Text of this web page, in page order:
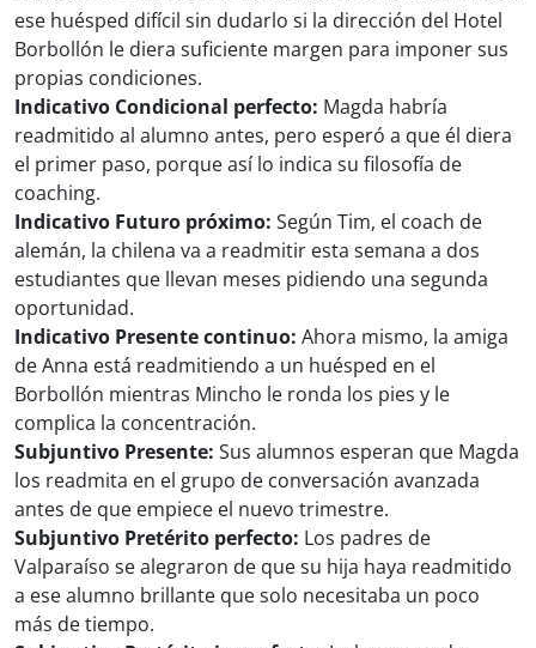
ese huésped difícil sin dudarlo si la dirección del Hotel
Borbollón le diera suficiente margen para imponer sus
propias condiciones.
Indicativo Condicional perfecto: Magda habría
readmitido al alumno antes, pero esperó a que él diera
el primer paso, porque así lo indica su filosofía de
coaching.
Indicativo Futuro próximo: Según Tim, el coach de
alemán, la chilena va a readmitir esta semana a dos
estudiantes que llevan meses pidiendo una segunda
oportunidad.
Indicativo Presente continuo: Ahora mismo, la amiga
de Anna está readmitiendo a un huésped en el
Borbollón mientras Mincho le ronda los pies y le
complica la concentración.
Subjuntivo Presente: Sus alumnos esperan que Magda
los readmita en el grupo de conversación avanzada
antes de que empiece el nuevo trimestre.
Subjuntivo Pretérito perfecto: Los padres de
Valparaíso se alegraron de que su hija haya readmitido
a ese alumno brillante que solo necesitaba un poco
más de tiempo.